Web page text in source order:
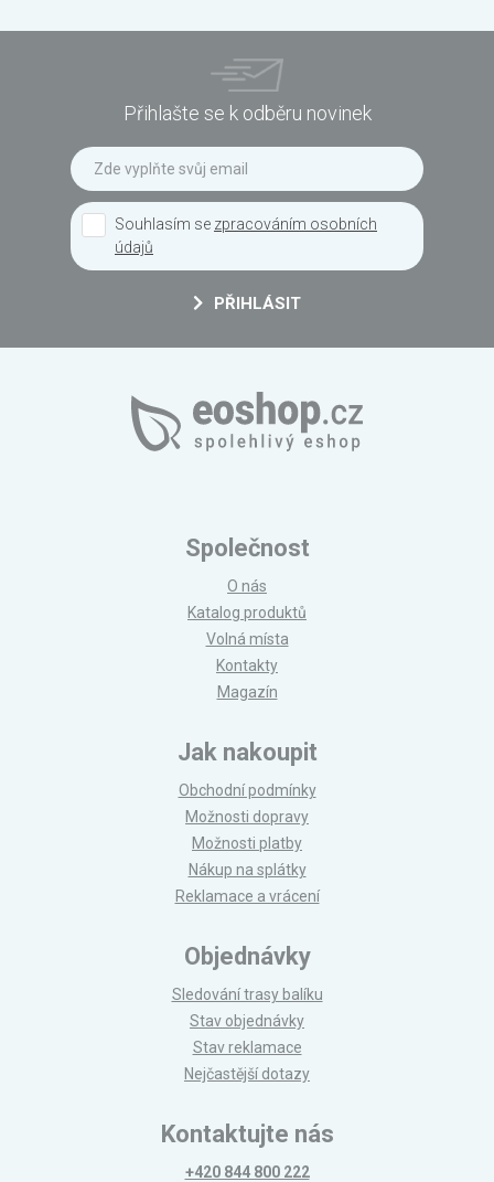
Přihlašte se k odběru novinek
Souhlasím se zpracováním osobních
údajů
PŘIHLÁSIT
Společnost
O nás
Katalog produktů
Volná místa
Kontakty
Magazín
Jak nakoupit
Obchodní podmínky
Možnosti dopravy
Možnosti platby
Nákup na splátky
Reklamace a vrácení
Objednávky
Sledování trasy balíku
Stav objednávky
Stav reklamace
Nejčastější dotazy
Kontaktujte nás
+420 844 800 222